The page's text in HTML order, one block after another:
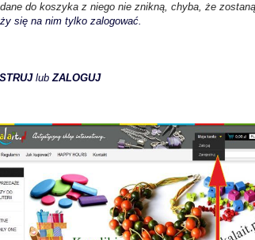
do koszyka z niego nie znikną, chyba, że
się na nim tylko zalogować.
lubZALOGUJ